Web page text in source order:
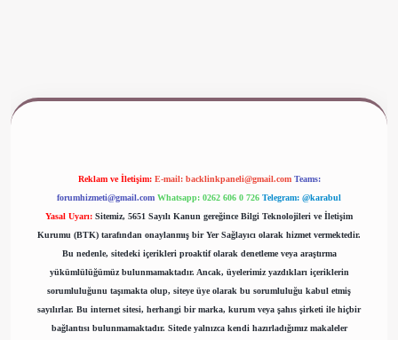
Reklam ve İletişim: E-mail: backlinkpaneli@gmail.com Teams:
forumhizmeti@gmail.com Whatsapp: 0262 606 0 726 Telegram: @karabul
Yasal Uyarı: Sitemiz, 5651 Sayılı Kanun gereğince Bilgi Teknolojileri ve İletişim
Kurumu (BTK) tarafından onaylanmış bir Yer Sağlayıcı olarak hizmet vermektedir.
Bu nedenle, sitedeki içerikleri proaktif olarak denetleme veya araştırma
yükümlülüğümüz bulunmamaktadır. Ancak, üyelerimiz yazdıkları içeriklerin
sorumluluğunu taşımakta olup, siteye üye olarak bu sorumluluğu kabul etmiş
sayılırlar. Bu internet sitesi, herhangi bir marka, kurum veya şahıs şirketi ile hiçbir
bağlantısı bulunmamaktadır. Sitede yalnızca kendi hazırladığımız makaleler